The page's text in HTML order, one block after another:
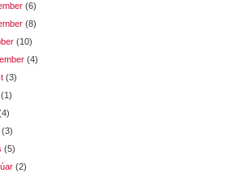
(6)
(8)
(10)
(4)
(3)
(1)
(3)
(5)
(2)